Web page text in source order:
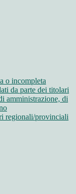
o incompleta
da parte dei titolari
amministrazione, di
regionali/provinciali